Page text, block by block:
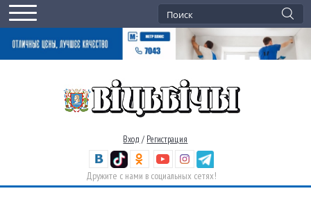
Вход / Регистрация
Дружите с нами в социальных сетях!